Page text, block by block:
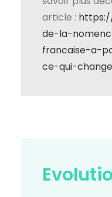
article :
de-la-
francaise-a-
ce-qui-